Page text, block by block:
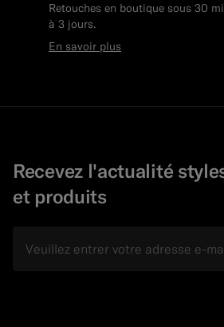
Retouches en boutique sous 30
à 3 jours.
En savoir plus
Recevez l'actualité
et produits